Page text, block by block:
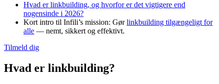
Hvad er linkbuilding, og hvorfor er det vigtigere end
nogensinde i 2026?
Kort intro til Infili’s mission: Gørlinkbuilding tilgængeligt for
alle — nemt, sikkert og effektivt.
Tilmeld dig
Hvad er linkbuilding?